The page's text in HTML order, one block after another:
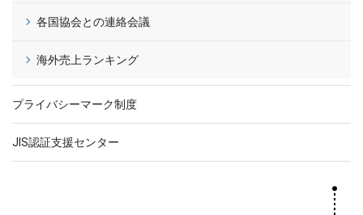
各国協会との連絡会議
海外売上ランキング
プライバシーマーク制度
JIS認証支援センター